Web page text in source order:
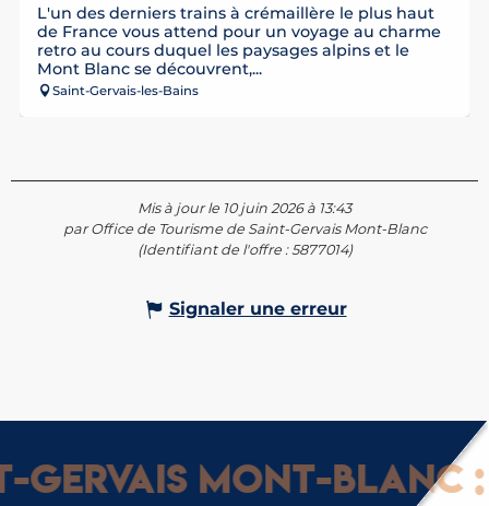
Possède comme étape ...
L'un des derniers trains à crémaillère le plus haut
de France vous attend pour un voyage au charme
retro au cours duquel les paysages alpins et le
Mont Blanc se découvrent,...
Saint-Gervais-les-Bains
Mis à jour le 10 juin 2026 à 13:43
par Office de Tourisme de Saint-Gervais Mont-Blanc
(Identifiant de l'offre :5877014)
Signaler une erreur
Mont-Blanc :